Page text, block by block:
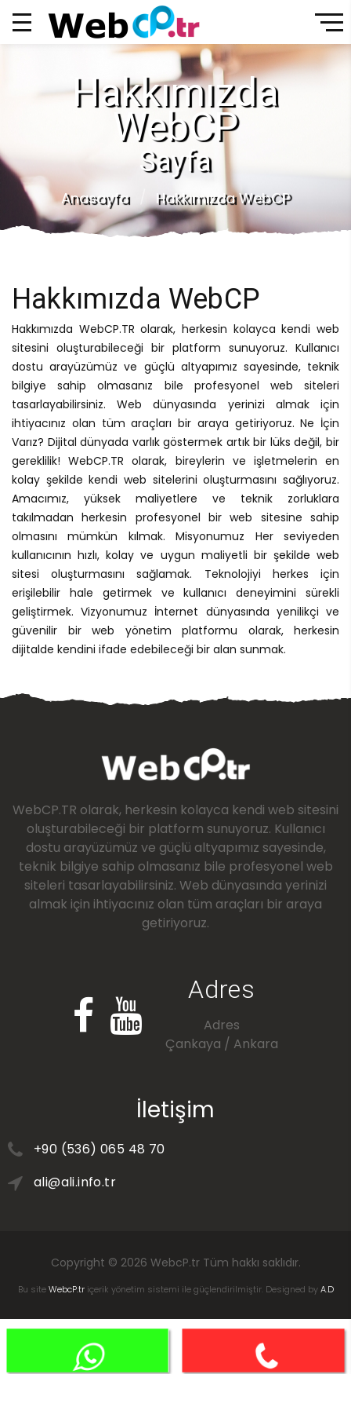
Hakkımızda
WebCP
Sayfa
Anasayfa Hakkımızda WebCP
Hakkımızda WebCP
Hakkımızda WebCP.TR olarak, herkesin kolayca kendi web
sitesini oluşturabileceği bir platform sunuyoruz. Kullanıcı
dostu arayüzümüz ve güçlü altyapımız sayesinde, teknik
bilgiye sahip olmasanız bile profesyonel web siteleri
tasarlayabilirsiniz. Web dünyasında yerinizi almak için
ihtiyacınız olan tüm araçları bir araya getiriyoruz. Ne İçin
Varız? Dijital dünyada varlık göstermek artık bir lüks değil, bir
gereklilik! WebCP.TR olarak, bireylerin ve işletmelerin en
kolay şekilde kendi web sitelerini oluşturmasını sağlıyoruz.
Amacımız, yüksek maliyetlere ve teknik zorluklara
takılmadan herkesin profesyonel bir web sitesine sahip
olmasını mümkün kılmak. Misyonumuz Her seviyeden
kullanıcının hızlı, kolay ve uygun maliyetli bir şekilde web
sitesi oluşturmasını sağlamak. Teknolojiyi herkes için
erişilebilir hale getirmek ve kullanıcı deneyimini sürekli
geliştirmek. Vizyonumuz İnternet dünyasında yenilikçi ve
güvenilir bir web yönetim platformu olarak, herkesin
dijitalde kendini ifade edebileceği bir alan sunmak.
WebCP.TR olarak, herkesin kolayca kendi web sitesini
oluşturabileceği bir platform sunuyoruz. Kullanıcı
dostu arayüzümüz ve güçlü altyapımız sayesinde,
teknik bilgiye sahip olmasanız bile profesyonel web
siteleri tasarlayabilirsiniz. Web dünyasında yerinizi
almak için ihtiyacınız olan tüm araçları bir araya
getiriyoruz.
Adres
Adres
Çankaya / Ankara
İletişim
+90 (536) 065 48 70
ali@ali.info.tr
Copyright © 2026 WebcP.trTüm hakkı saklıdır.
Bu siteWebcP.triçerik yönetim sistemi ile güçlendirilmiştir. Designed byA.D